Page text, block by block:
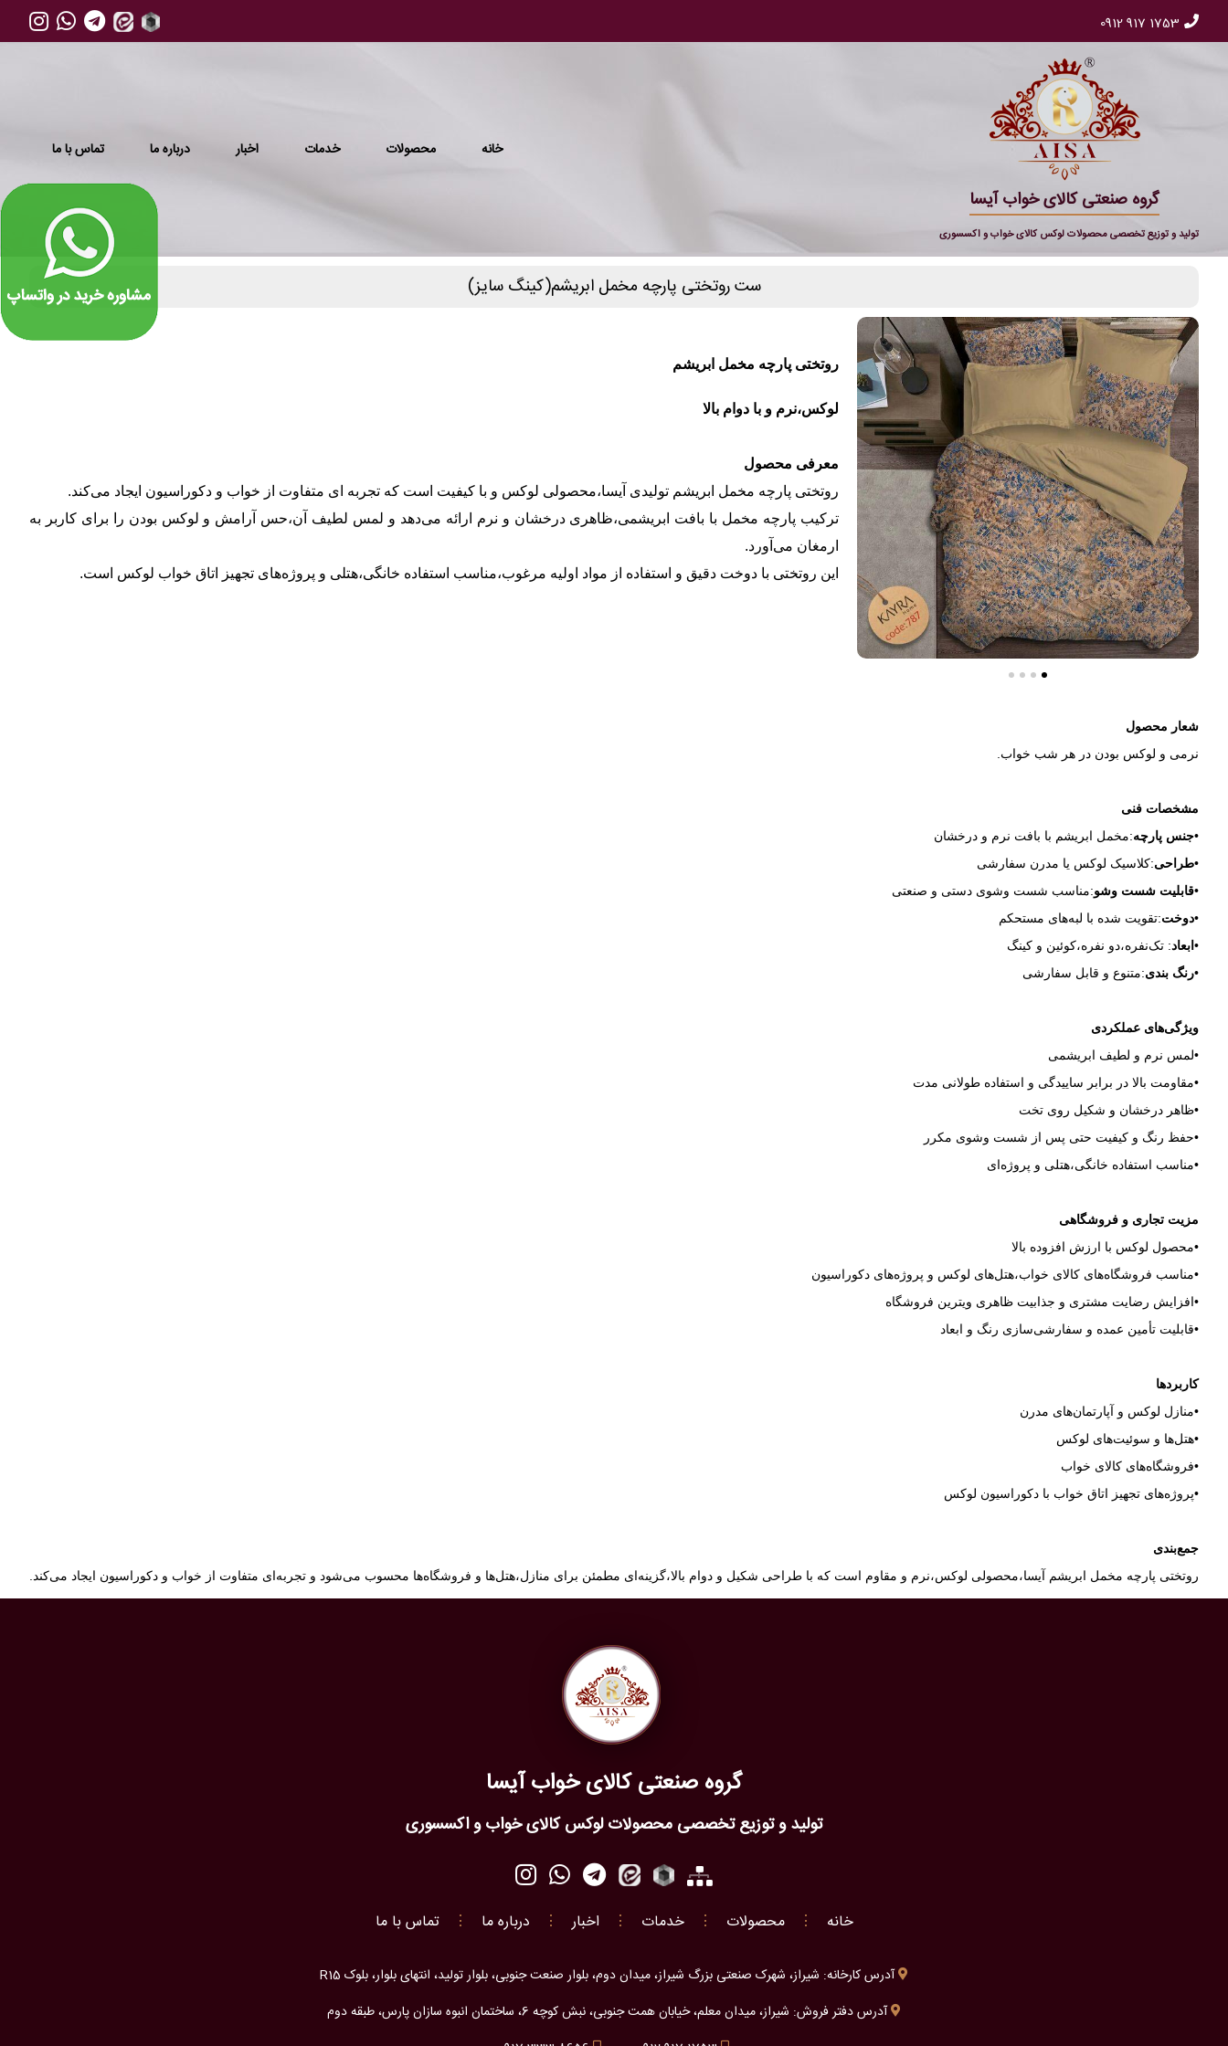
0912 917 1753
گروه صنعتی کالای خواب آیسا
تولید و توزیع تخصصی محصولات لوکس کالای خواب و اکسسوری
خانه محصولات خدمات اخبار درباره ما تماس با ما
ست روتختی پارچه مخمل ابریشم(کینگ سایز)
روتختی پارچه مخمل ابریشم
لوکس،نرم و با دوام بالا
معرفی محصول
روتختی پارچه مخمل ابریشم تولیدی آیسا،محصولی لوکس و با کیفیت است که تجربه‌ ای متفاوت از خواب و دکوراسیون ایجاد می‌کند.
ترکیب پارچه مخمل با بافت ابریشمی،ظاهری درخشان و نرم ارائه می‌دهد و لمس لطیف آن،حس آرامش و لوکس بودن را برای کاربر به
ارمغان می‌آورد.
این روتختی با دوخت دقیق و استفاده از مواد اولیه مرغوب،مناسب استفاده خانگی،هتلی و پروژه‌های تجهیز اتاق خواب لوکس است.
شعار محصول
نرمی و لوکس بودن در هر شب خواب.
مشخصات فنی
•جنس پارچه:مخمل ابریشم با بافت نرم و درخشان
•طراحی:کلاسیک لوکس یا مدرن سفارشی
•قابلیت شست‌ وشو:مناسب شست‌ وشوی دستی و صنعتی
•دوخت:تقویت‌ شده با لبه‌های مستحکم
• ابعاد: تک‌نفره،دو نفره،کوئین و کینگ
•رنگ‌ بندی:متنوع و قابل سفارشی
ویژگی‌های عملکردی
•لمس نرم و لطیف ابریشمی
•مقاومت بالا در برابر ساییدگی و استفاده طولانی‌ مدت
•ظاهر درخشان و شکیل روی تخت
•حفظ رنگ و کیفیت حتی پس از شست‌ وشوی مکرر
•مناسب استفاده خانگی،هتلی و پروژه‌ای
مزیت تجاری و فروشگاهی
•محصول لوکس با ارزش افزوده بالا
•مناسب فروشگاه‌های کالای خواب،هتل‌های لوکس و پروژه‌های دکوراسیون
•افزایش رضایت مشتری و جذابیت ظاهری ویترین فروشگاه
•قابلیت تأمین عمده و سفارشی‌سازی رنگ و ابعاد
کاربردها
•منازل لوکس و آپارتمان‌های مدرن
•هتل‌ها و سوئیت‌های لوکس
•فروشگاه‌های کالای خواب
•پروژه‌های تجهیز اتاق خواب با دکوراسیون لوکس
جمع‌بندی
روتختی پارچه مخمل ابریشم آیسا،محصولی لوکس،نرم و مقاوم است که با طراحی شکیل و دوام بالا،گزینه‌ای مطمئن برای منازل،هتل‌ها و فروشگاه‌ها محسوب می‌شود و تجربه‌ای متفاوت از خواب و دکوراسیون ایجاد می‌کند.
گروه صنعتی کالای خواب آیسا
تولید و توزیع تخصصی محصولات لوکس کالای خواب و اکسسوری
خانه ⋮ محصولات ⋮ خدمات ⋮ اخبار ⋮ درباره ما ⋮ تماس با ما
آدرس کارخانه: شیراز، شهرک صنعتی بزرگ شیراز، میدان دوم، بلوار صنعت جنوبی، بلوار تولید، انتهای بلوار، بلوک R15
آدرس دفتر فروش: شیراز، میدان معلم، خیابان همت جنوبی، نبش کوچه 6، ساختمان انبوه سازان پارس، طبقه دوم